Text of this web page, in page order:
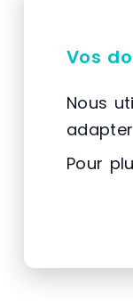
Vos
Nous
Pour